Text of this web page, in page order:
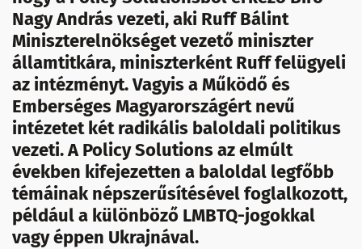
Nagy András vezeti, aki Ruff Bálint
Miniszterelnökséget vezető miniszter
államtitkára, miniszterként Ruff felügyeli
az intézményt. Vagyis a Működő és
Emberséges Magyarországért nevű
intézetet két radikális baloldali politikus
vezeti. A Policy Solutions az elmúlt
években kifejezetten a baloldal legfőbb
témáinak népszerűsítésével foglalkozott,
például a különböző LMBTQ-jogokkal
vagy éppen Ukrajnával.